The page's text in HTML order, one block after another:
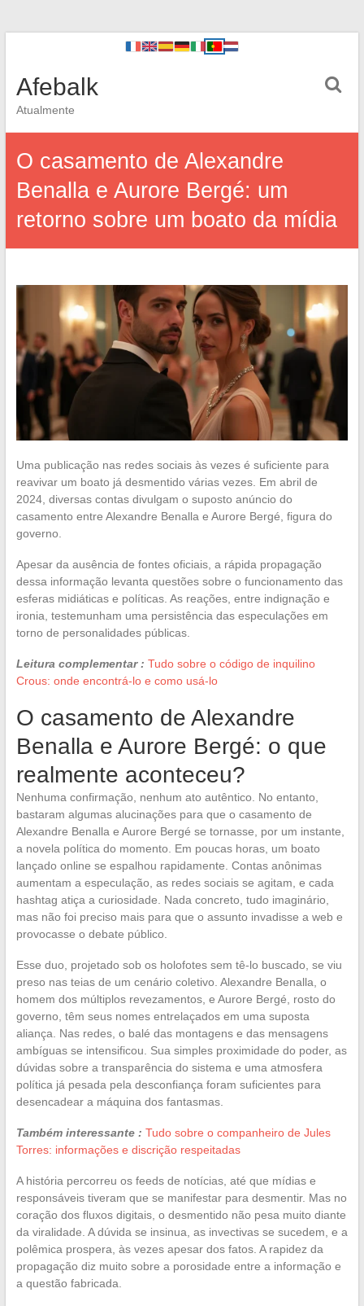
Afebalk
Atualmente
O casamento de Alexandre
Benalla e Aurore Bergé: um
retorno sobre um boato da mídia
Uma publicação nas redes sociais às vezes é suficiente para
reavivar um boato já desmentido várias vezes. Em abril de
2024, diversas contas divulgam o suposto anúncio do
casamento entre Alexandre Benalla e Aurore Bergé, figura do
governo.
Apesar da ausência de fontes oficiais, a rápida propagação
dessa informação levanta questões sobre o funcionamento das
esferas midiáticas e políticas. As reações, entre indignação e
ironia, testemunham uma persistência das especulações em
torno de personalidades públicas.
Leitura complementar : Tudo sobre o código de inquilino
Crous: onde encontrá-lo e como usá-lo
O casamento de Alexandre
Benalla e Aurore Bergé: o que
realmente aconteceu?
Nenhuma confirmação, nenhum ato autêntico. No entanto,
bastaram algumas alucinações para que o casamento de
Alexandre Benalla e Aurore Bergé se tornasse, por um instante,
a novela política do momento. Em poucas horas, um boato
lançado online se espalhou rapidamente. Contas anônimas
aumentam a especulação, as redes sociais se agitam, e cada
hashtag atiça a curiosidade. Nada concreto, tudo imaginário,
mas não foi preciso mais para que o assunto invadisse a web e
provocasse o debate público.
Esse duo, projetado sob os holofotes sem tê-lo buscado, se viu
preso nas teias de um cenário coletivo. Alexandre Benalla, o
homem dos múltiplos revezamentos, e Aurore Bergé, rosto do
governo, têm seus nomes entrelaçados em uma suposta
aliança. Nas redes, o balé das montagens e das mensagens
ambíguas se intensificou. Sua simples proximidade do poder, as
dúvidas sobre a transparência do sistema e uma atmosfera
política já pesada pela desconfiança foram suficientes para
desencadear a máquina dos fantasmas.
Também interessante : Tudo sobre o companheiro de Jules
Torres: informações e discrição respeitadas
A história percorreu os feeds de notícias, até que mídias e
responsáveis tiveram que se manifestar para desmentir. Mas no
coração dos fluxos digitais, o desmentido não pesa muito diante
da viralidade. A dúvida se insinua, as invectivas se sucedem, e a
polêmica prospera, às vezes apesar dos fatos. A rapidez da
propagação diz muito sobre a porosidade entre a informação e
a questão fabricada.